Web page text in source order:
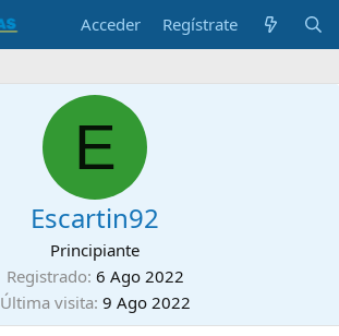
Acceder Regístrate
E
Escartin92
Principiante
Registrado 6 Ago 2022
Última visita 9 Ago 2022